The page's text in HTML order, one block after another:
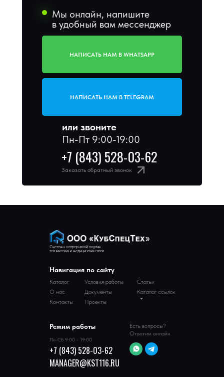
Мы онлайн, напишите
в удобный вам мессенджер
или звоните
Пн-Пт 9:00-19:00
НАПИСАТЬ НАМ В WHATSAPP
НАПИСАТЬ НАМ В TELEGRAM
+7 (843) 528-03-62
Заказать обратный звонок
Системы непрерывной подачи
технических и медицинских газов
Режим работы
Пн-Сб 9:00 - 19:00
Навигация по сайту
Каталог
О нас
Контакты
Статьи
Условия работы
Документы
Проекты
Каталог ссылок
+7 (843) 528-03-62
Есть вопросы?
Ответим онлайн
MANAGER@KST116.RU